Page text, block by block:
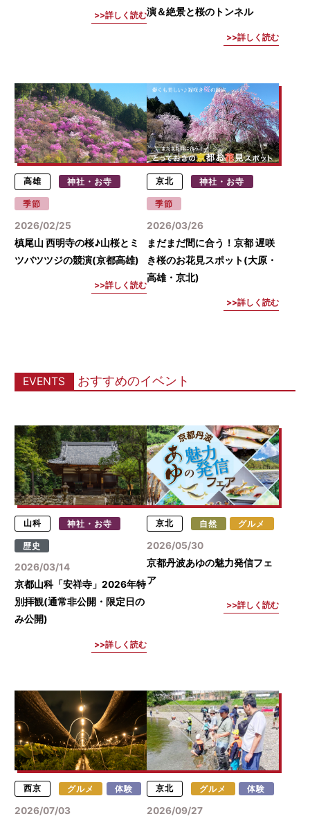
詳しく読む演＆絶景と桜のトンネル
詳しく読む
高雄 神社・お寺
季節
2026/02/25
槙尾山 西明寺の桜♪山桜とミ
ツバツツジの競演(京都高雄)
詳しく読む
京北 神社・お寺
季節
2026/03/26
まだまだ間に合う！京都 遅咲
き桜のお花見スポット(大原・
高雄・京北)
詳しく読む
EVENTS おすすめのイベント
山科 神社・お寺
歴史
2026/03/14
京都山科「安祥寺」2026年特
別拝観(通常非公開・限定日の
み公開)
詳しく読む
京北 自然 グルメ
2026/05/30
京都丹波あゆの魅力発信フェ
ア
詳しく読む
西京 グルメ 体験
2026/07/03
京北 グルメ 体験
2026/09/27